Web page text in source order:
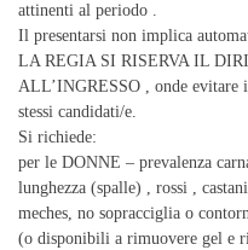
attinenti al periodo .
Il presentarsi non implica
LA REGIA SI RISERVA IL
ALL’INGRESSO , onde evitare
stessi candidati/e.
Si richiede:
per le DONNE – prevalenza
lunghezza (spalle) , rossi ,
meches, no sopracciglia o
(o disponibili a rimuovere gel e